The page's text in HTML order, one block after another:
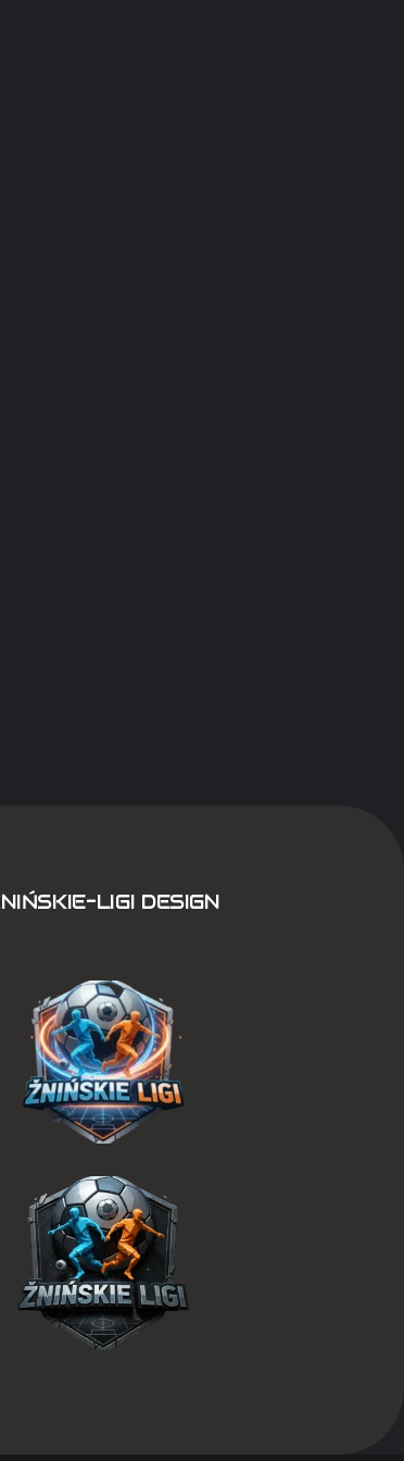
LIGI DESIGN